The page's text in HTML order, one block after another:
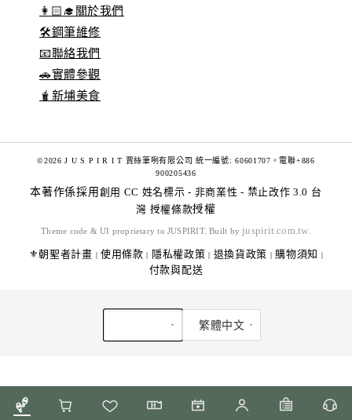
👩🏻‍🎓關於我們
🛠️鋼筆維修
📧聯絡我們
🚗實體參觀
🧋新埔美食
©2026 J U S P I R I T 賈絲筆咧有限公司 統一編號: 60601707。電聯+886
900205436
本著作係採用 創用 CC 姓名標示 - 非商業性 - 禁止改作 3.0 台
灣 授權條款授權
Theme code & UI proprietary to JUSPIRIT. Built by juspirit.com.tw
⚜️朝聖者計畫 | 使用條款 | 隱私權政策 | 退換貨政策 | 購物須知 |
付款與配送